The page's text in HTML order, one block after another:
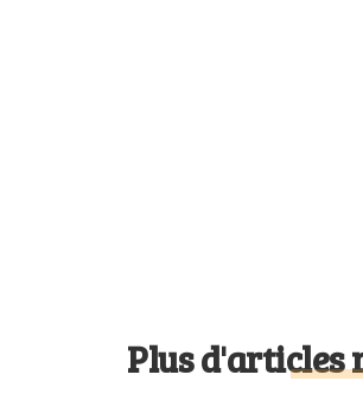
Plus d'articles